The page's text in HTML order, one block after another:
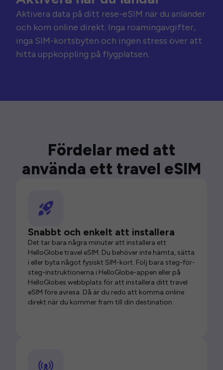
Aktivera data på ditt rese-eSIM när du anländer
och kom online direkt. Inga roamingavgifter,
inga SIM-kortsbyten och ingen stress över att
hitta uppkoppling på flygplatsen.
Fördelar med att
använda ett travel eSIM
Snabbt och enkelt att installera
Det tar bara några minuter att installera ett
HelloGlobe travel eSIM. Du behöver inte hämta, sätta
i eller byta något fysiskt SIM-kort. Följ bara steg-för-
steg-instruktionerna i HelloGlobe-appen eller på
HelloGlobes webbplats för att installera ditt travel
eSIM före avresa. Då är du redo att komma online
direkt när du kommer fram till din destination.